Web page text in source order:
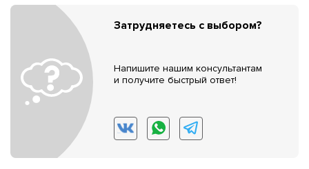
Затрудняетесь с выбором?
Напишите нашим консультантам
и получите быстрый ответ!